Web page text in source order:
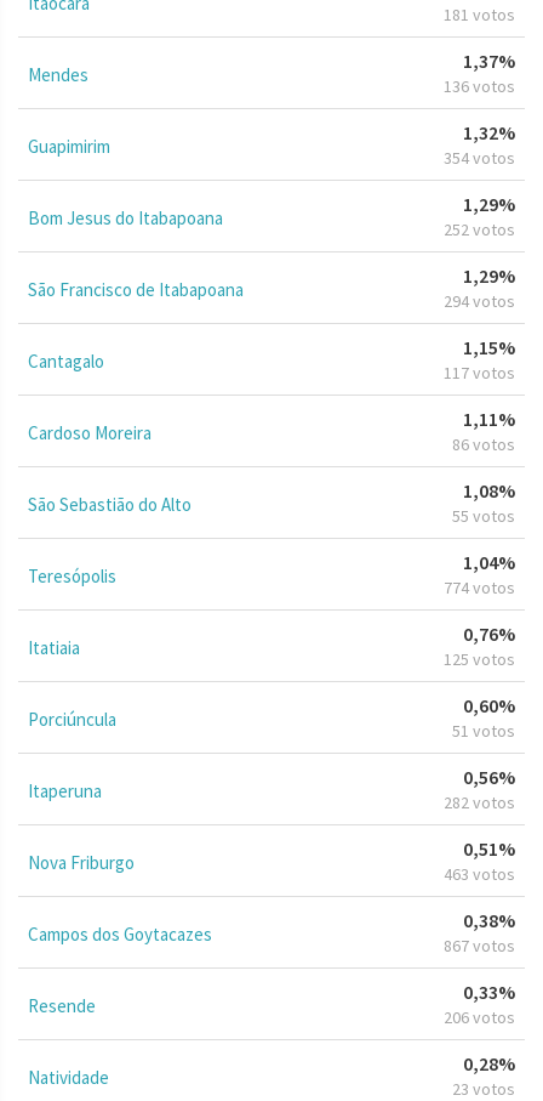
181 votos
Mendes
1,37%
136 votos
Guapimirim
1,32%
354 votos
Bom Jesus do Itabapoana
1,29%
252 votos
São Francisco de Itabapoana
1,29%
294 votos
Cantagalo
1,15%
117 votos
Cardoso Moreira
1,11%
86 votos
São Sebastião do Alto
1,08%
55 votos
Teresópolis
1,04%
774 votos
Itatiaia
0,76%
125 votos
Porciúncula
0,60%
51 votos
Itaperuna
0,56%
282 votos
Nova Friburgo
0,51%
463 votos
Campos dos Goytacazes
0,38%
867 votos
Resende
0,33%
206 votos
Natividade
0,28%
23 votos